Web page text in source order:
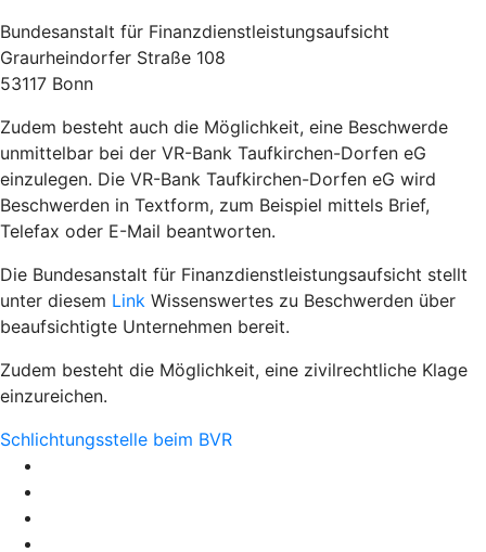
Bundesanstalt für Finanzdienstleistungsaufsicht
Graurheindorfer Straße 108
53117 Bonn
Zudem besteht auch die Möglichkeit, eine Beschwerde
unmittelbar bei der VR-Bank Taufkirchen-Dorfen eG
einzulegen. Die VR-Bank Taufkirchen-Dorfen eG wird
Beschwerden in Textform, zum Beispiel mittels Brief,
Telefax oder E-Mail beantworten.
Die Bundesanstalt für Finanzdienstleistungsaufsicht stellt
unter diesem Link Wissenswertes zu Beschwerden über
beaufsichtigte Unternehmen bereit.
Zudem besteht die Möglichkeit, eine zivilrechtliche Klage
einzureichen.
Schlichtungsstelle beim BVR